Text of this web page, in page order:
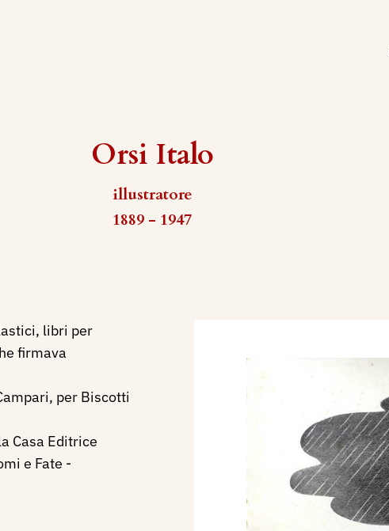
Orsi Italo
illustratore
1889 - 1947
libri per
firmava
per Biscotti
Casa Editrice
e Fate -